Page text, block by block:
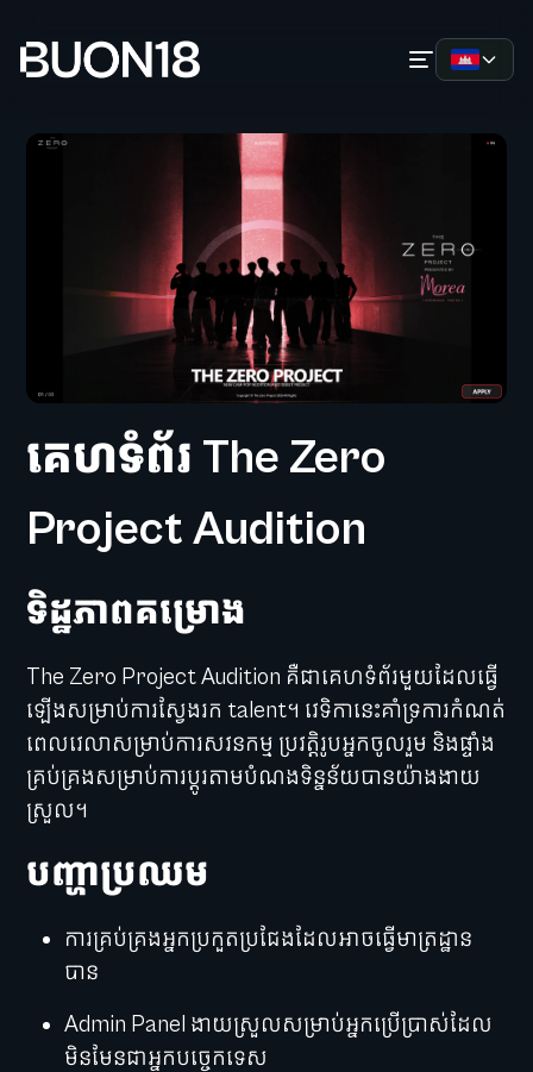
គេហទំព័រ The Zero
Project Audition
ទិដ្ឋភាពគម្រោង
The Zero Project Audition គឺជា​គេហទំព័រមួយដែលធ្វើ
ឡើងសម្រាប់ការស្វែងរក talent។​ វេទិកានេះគាំទ្រការកំណត់
ពេលវេលាសម្រាប់ការសវនកម្ម ប្រវត្តិ​រូបអ្នក​ចូលរួម និង​ផ្ទាំង​
គ្រប់គ្រង​សម្រាប់​ការប្ដូរតាមបំណងទិន្នន័យបានយ៉ាងងាយ
ស្រួល។
បញ្ហាប្រឈម
ការគ្រប់គ្រងអ្នកប្រកួតប្រជែងដែលអាចធ្វើមាត្រដ្ឋាន
បាន
Admin Panel ងាយស្រួលសម្រាប់អ្នកប្រើប្រាស់ដែល
មិនមែនជាអ្នកបច្ចេកទេស